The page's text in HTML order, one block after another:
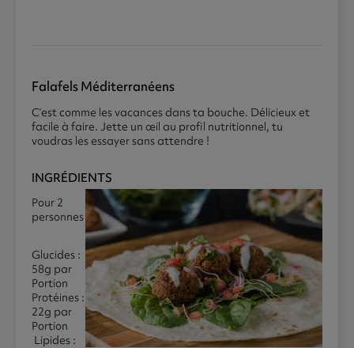
Falafels Méditerranéens
C’est comme les vacances dans ta bouche. Délicieux et
facile à faire. Jette un œil au profil nutritionnel, tu
voudras les essayer sans attendre !
INGRÉDIENTS
Pour 2
personnes
Glucides :
58g par
Portion
Protéines :
22g par
Portion
Lipides :